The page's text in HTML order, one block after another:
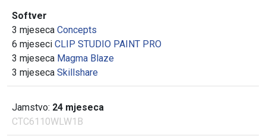
Softver
3 mjeseca Concepts
6 mjeseci CLIP STUDIO PAINT PRO
3 mjeseca Magma Blaze
3 mjeseca Skillshare
Jamstvo: 24 mjeseca
CTC6110WLW1B